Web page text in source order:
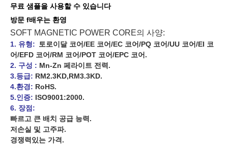
무료 샘플을 사용할 수 있습니다
방문 f배우는 환영
SOFT MAGNETIC POWER CORE의 사양:
1. 유형: 토로이달 코어/EE 코어/EC 코어/PQ 코어/UU 코어/EI 코
어/EFD 코어/RM 코어/POT 코어/EPC 코어.
2. 구성 : Mn-Zn 페라이트 전력.
3.등급: RM2.3KD,RM3.3KD.
4.환경: RoHS.
5.인증: ISO9001:2000.
6. 장점:
빠르고 큰 배치 공급 능력.
저손실 및 고주파.
경쟁력있는 가격.